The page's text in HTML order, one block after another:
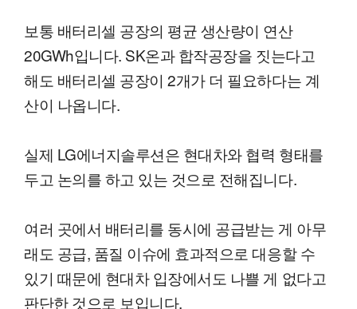
보통 배터리셀 공장의 평균 생산량이 연산
20GWh입니다. SK온과 합작공장을 짓는다고
해도 배터리셀 공장이 2개가 더 필요하다는 계
산이 나옵니다.
실제 LG에너지솔루션은 현대차와 협력 형태를
두고 논의를 하고 있는 것으로 전해집니다.
여러 곳에서 배터리를 동시에 공급받는 게 아무
래도 공급, 품질 이슈에 효과적으로 대응할 수
있기 때문에 현대차 입장에서도 나쁠 게 없다고
판단한 것으로 보입니다.